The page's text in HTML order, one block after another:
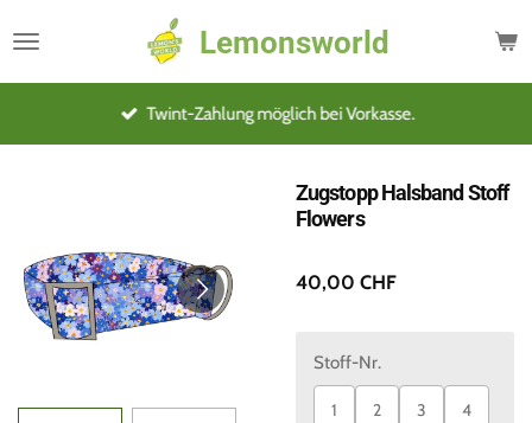
Hauptinhalt
Lemonsworld
Twint-Zahlung möglich bei Vorkasse.
Zugstopp Halsband Stoff
Flowers
40,00 CHF
Stoff-Nr.
1 2 3 4